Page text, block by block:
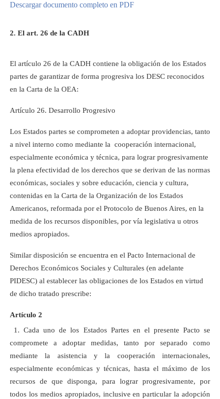
Descargar documento completo en PDF
2. El art. 26 de la CADH
El artículo 26 de la CADH contiene la obligación de los Estados
partes de garantizar de forma progresiva los DESC reconocidos
en la Carta de la OEA:
Artículo 26. Desarrollo Progresivo
Los Estados partes se comprometen a adoptar providencias, tanto
a nivel interno como mediante la cooperación internacional,
especialmente económica y técnica, para lograr progresivamente
la plena efectividad de los derechos que se derivan de las normas
económicas, sociales y sobre educación, ciencia y cultura,
contenidas en la Carta de la Organización de los Estados
Americanos, reformada por el Protocolo de Buenos Aires, en la
medida de los recursos disponibles, por vía legislativa u otros
medios apropiados.
Similar disposición se encuentra en el Pacto Internacional de
Derechos Económicos Sociales y Culturales (en adelante
PIDESC) al establecer las obligaciones de los Estados en virtud
de dicho tratado prescribe:
Artículo 2
1. Cada uno de los Estados Partes en el presente Pacto se
compromete a adoptar medidas, tanto por separado como
mediante la asistencia y la cooperación internacionales,
especialmente económicas y técnicas, hasta el máximo de los
recursos de que disponga, para lograr progresivamente, por
todos los medios apropiados, inclusive en particular la adopción